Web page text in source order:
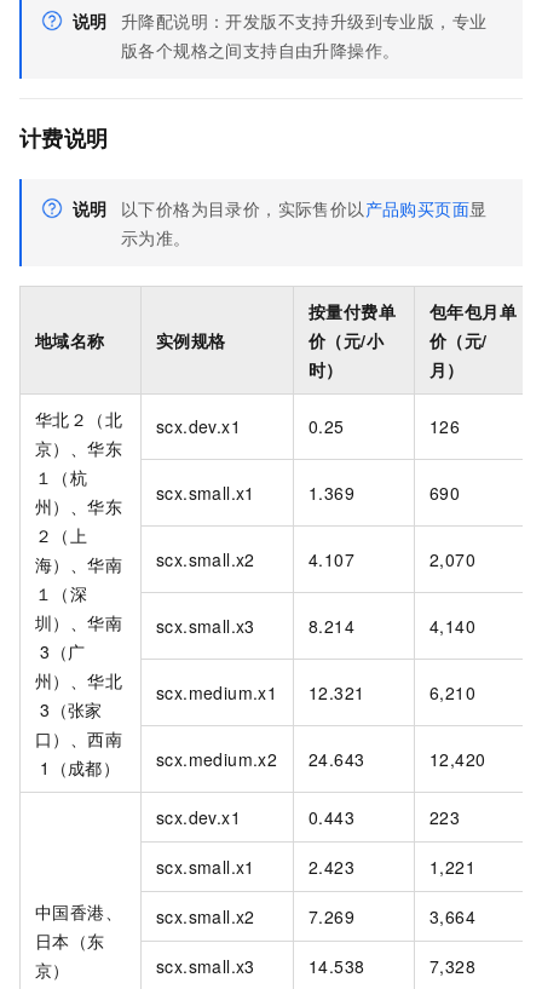
说明
升降配说明：开发版不支持升级到专业版，专业
版各个规格之间支持自由升降操作。
计费说明
说明 以下价格为目录价，实际售价以产品购买页面显
示为准。
地域名称 实例规格
按量付费单
价（元/小
时）
包年包月单
价（元/
月）
华北２（北
京）、华东
１（杭
州）、华东
２（上
海）、华南
１（深
圳）、华南
3（广
州）、华北
3（张家
口）、西南
1（成都）
scx.dev.x1 0.25 126
scx.small.x1 1.369 690
scx.small.x2 4.107 2,070
scx.small.x3 8.214 4,140
scx.medium.x1 12.321 6,210
scx.medium.x2 24.643 12,420
中国香港、
日本（东
京）
scx.dev.x1 0.443 223
scx.small.x1 2.423 1,221
scx.small.x2 7.269 3,664
scx.small.x3 14.538 7,328